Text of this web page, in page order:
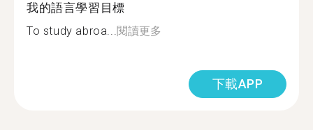
我的語言學習目標
To study abroa...閱讀更多
下載APP